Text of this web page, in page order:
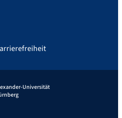
Universität